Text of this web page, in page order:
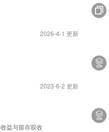
2026-4-1 更新
2023-6-2 更新
益与留存双收